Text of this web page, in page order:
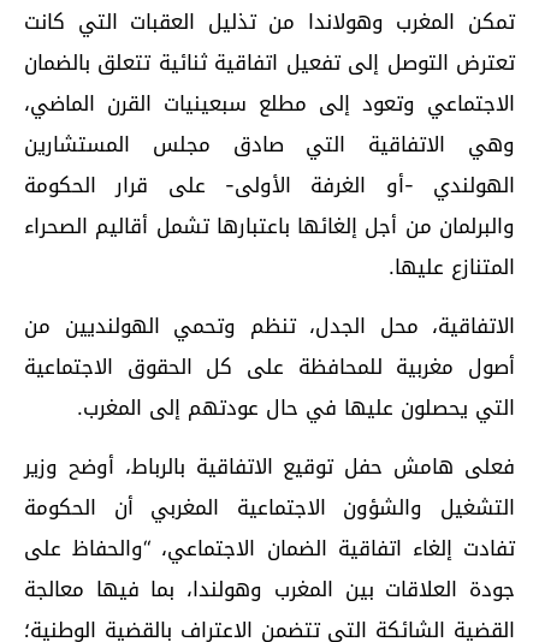
تمكن المغرب وهولاندا من تذليل العقبات التي كانت
تعترض التوصل إلى تفعيل اتفاقية ثنائية تتعلق بالضمان
الاجتماعي وتعود إلى مطلع سبعينيات القرن الماضي،
وهي الاتفاقية التي صادق مجلس المستشارين
الهولندي -أو الغرفة الأولى- على قرار الحكومة
والبرلمان من أجل إلغائها باعتبارها تشمل أقاليم الصحراء
المتنازع عليها.
الاتفاقية، محل الجدل، تنظم وتحمي الهولنديين من
أصول مغربية للمحافظة على كل الحقوق الاجتماعية
التي يحصلون عليها في حال عودتهم إلى المغرب.
فعلى هامش حفل توقيع الاتفاقية بالرباط، أوضح وزير
التشغيل والشؤون الاجتماعية المغربي أن الحكومة
تفادت إلغاء اتفاقية الضمان الاجتماعي، “والحفاظ على
جودة العلاقات بين المغرب وهولندا، بما فيها معالجة
القضية الشائكة التي تتضمن الاعتراف بالقضية الوطنية؛